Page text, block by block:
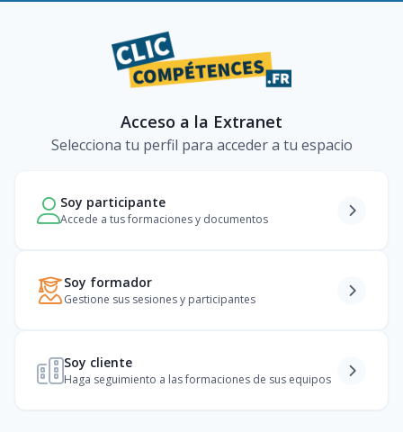
Acceso a la Extranet
Selecciona tu perfil para acceder a tu espacio
Soy participante
Accede a tus formaciones y documentos
Soy formador
Gestione sus sesiones y participantes
Soy cliente
Haga seguimiento a las formaciones de sus equipos